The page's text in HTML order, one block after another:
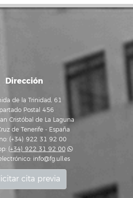
Dirección
de la Trinidad, 61
Postal 456
Cristóbal de La Laguna
de Tenerife - España
(+34) 922 31 92 00
(+34) 922 31 92 00
info@fg.ull.es
cita previa